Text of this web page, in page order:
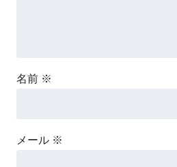
名前 ※
メール ※